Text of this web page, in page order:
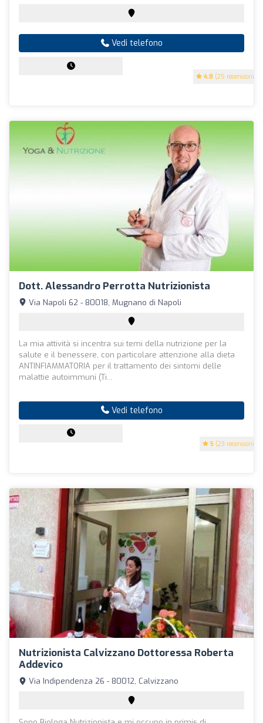
4.8 (25 recensioni)
Vedi telefono
Dott. Alessandro Perrotta Nutrizionista
5 (23 recensioni)
Via Napoli 62 - 80018, Mugnano di Napoli
La mia attività si incentra sui temi della nutrizione per la
salute e il benessere, con particolare attenzione alla dieta
ANTINFIAMMATORIA per il trattamento dei sintomi delle
malattie autoimmuni (Ti...
Vedi telefono
Nutrizionista Calvizzano Dottoressa Roberta
Addevico
Via Indipendenza 26 - 80012, Calvizzano